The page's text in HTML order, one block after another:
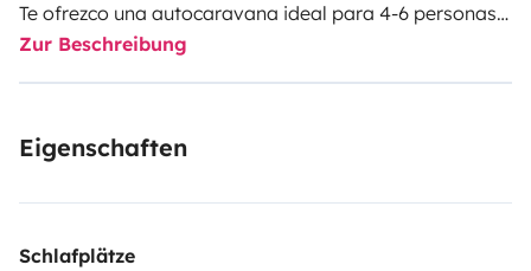
Te ofrezco una autocaravana ideal para 4-6 personas!!
Somos una familia de 4 que la hemos cuidado con
mucho cariño.
El mobiliario es en 2 colores madera beteados.
de 1,35 de anchura, la otra de 1,50.
Zur Beschreibung
Eigenschaften
Schlafplätze